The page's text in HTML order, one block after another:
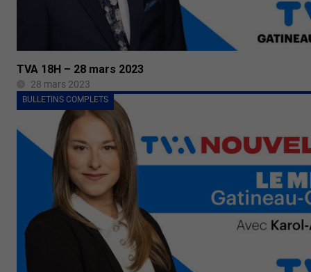
TVA 18H – 28 mars 2023
28 mars 2023
BULLETINS COMPLETS